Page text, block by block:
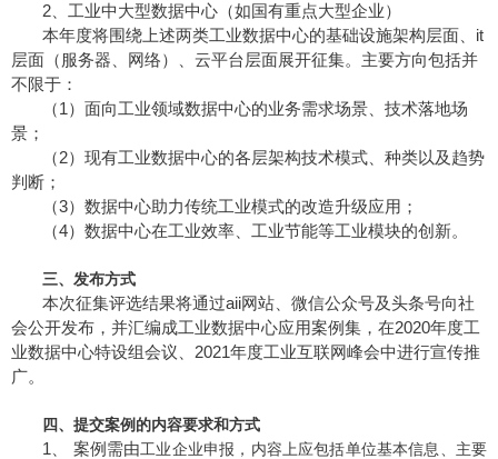
2、工业中大型数据中心（如国有重点大型企业）
本年度将围绕上述两类工业数据中心的基础设施架构层面、it
层面（服务器、 网络）、云平台层面展开征集。主要方向包括并
不限于：
（1）面向工业领域数据中心的业务需求场景、技术落地场
景；
（2）现有工业数据中心的各层架构技术模式、种类以及趋势
判断；
（3）数据中心助力传统工业模式的改造升级应用；
（4）数据中心在工业效率、工业节能等工业模块的创新。
三、发布方式
本次征集评选结果将通过aii网站、微信公众号及头条号向社
会公开发布，并汇编成工业数据中心应用案例集，在2020年度工
业数据中心特设组会议、2021年度工业互联网峰会中进行宣传推
广。
四、提交案例的内容要求和方式
1、 案例需由工业企业申报，内容上应包括单位基本信息、主要